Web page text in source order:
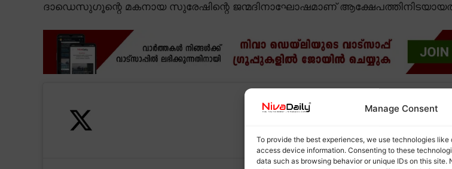
Manage Consent
To provide the best experiences, we use technologies
access device information. Consenting to these
data such as browsing behavior or unique IDs on this site.
ദാഡെസുഗൂന്റെ മകനായ സുരേഷിന്റെ ജന്മദിനാഘോഷമാണ്